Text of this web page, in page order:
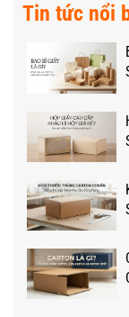
Tin tức nổi